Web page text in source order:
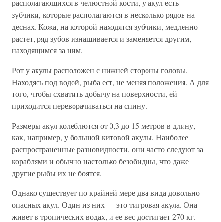
располагающихся в челюстной кости, у акул есть
зубчики, которые располагаются в несколько рядов на
деснах. Кожа, на которой находятся зубчики, медленно
растет, ряд зубов изнашивается и заменяется другим,
находящимся за ним.
Рот у акулы расположен с нижней стороны головы.
Находясь под водой, рыба ест, не меняя положения. А для
того, чтобы схватить добычу на поверхности, ей
приходится переворачиваться на спину.
Размеры акул колеблются от 0,3 до 15 метров в длину,
как, например, у большой китовой акулы. Наиболее
распространенные разновидности, они часто следуют за
кораблями и обычно настолько безобидны, что даже
другие рыбы их не боятся.
Однако существует по крайней мере два вида довольно
опасных акул. Один из них — это тигровая акула. Она
живет в тропических водах, и ее вес достигает 270 кг.